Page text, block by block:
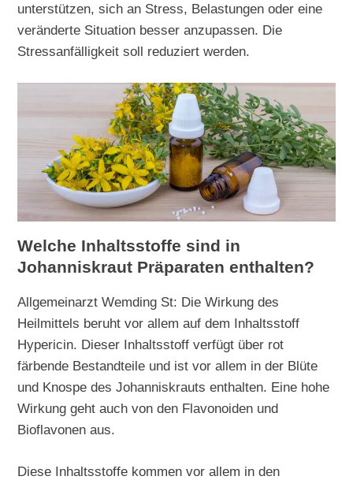
unterstützen, sich an Stress, Belastungen oder eine
veränderte Situation besser anzupassen. Die
Stressanfälligkeit soll reduziert werden.
Welche Inhaltsstoffe sind in
Johanniskraut Präparaten enthalten?
Allgemeinarzt Wemding St: Die Wirkung des
Heilmittels beruht vor allem auf dem Inhaltsstoff
Hypericin. Dieser Inhaltsstoff verfügt über rot
färbende Bestandteile und ist vor allem in der Blüte
und Knospe des Johanniskrauts enthalten. Eine hohe
Wirkung geht auch von den Flavonoiden und
Bioflavonen aus.
Diese Inhaltsstoffe kommen vor allem in den